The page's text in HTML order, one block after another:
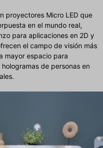
proyectores Micro LED que
en el mundo real,
para aplicaciones en 2D y
el campo de visión más
mayor espacio para
de personas en